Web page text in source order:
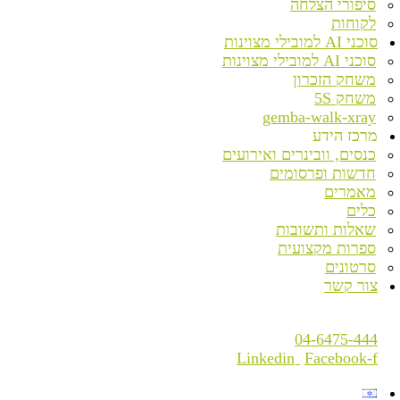
סיפורי הצלחה
לקוחות
סוכני AI למובילי מצוינות
סוכני AI למובילי מצוינות
משחק הזכרון
משחק 5S
gemba-walk-xray
מרכז הידע
כנסים, וובינרים ואירועים
חדשות ופרסומים
מאמרים
כלים
שאלות ותשובות
ספרות מקצועית
סרטונים
צור קשר
04-6475-444
Linkedin Facebook-f